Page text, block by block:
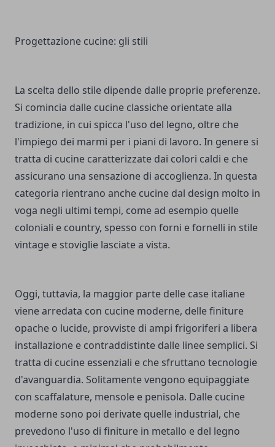
Progettazione cucine: gli stili
La scelta dello stile dipende dalle proprie preferenze.
Si comincia dalle cucine classiche orientate alla
tradizione, in cui spicca l'uso del legno, oltre che
l'impiego dei marmi per i piani di lavoro. In genere si
tratta di cucine caratterizzate dai colori caldi e che
assicurano una sensazione di accoglienza. In questa
categoria rientrano anche cucine dal design molto in
voga negli ultimi tempi, come ad esempio quelle
coloniali e country, spesso con forni e fornelli in stile
vintage e stoviglie lasciate a vista.
Oggi, tuttavia, la maggior parte delle case italiane
viene arredata con cucine moderne, delle finiture
opache o lucide, provviste di ampi frigoriferi a libera
installazione e contraddistinte dalle linee semplici. Si
tratta di cucine essenziali e che sfruttano tecnologie
d'avanguardia. Solitamente vengono equipaggiate
con scaffalature, mensole e penisola. Dalle cucine
moderne sono poi derivate quelle industrial, che
prevedono l'uso di finiture in metallo e del legno